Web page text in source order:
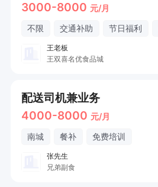
3000-8000 元/月
不限 交通补助 节日福利
王老板
王双喜名优食品城
配送司机兼业务
4000-8000 元/月
南城 餐补 免费培训
张先生
兄弟副食